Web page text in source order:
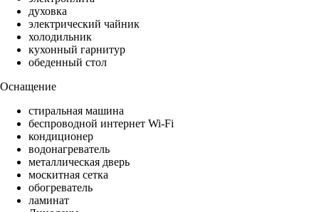
духовка
электрический чайник
холодильник
кухонный гарнитур
обеденный стол
Оснащение
стиральная машина
беспроводной интернет Wi-Fi
кондиционер
водонагреватель
металлическая дверь
москитная сетка
обогреватель
ламинат